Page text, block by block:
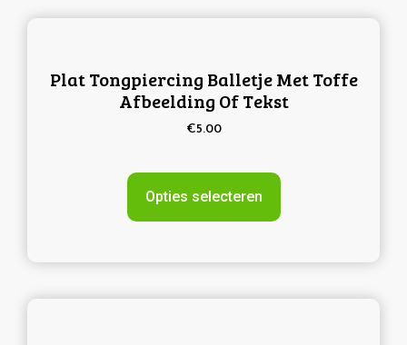
Plat Tongpiercing Balletje Met Toffe
Afbeelding Of Tekst
€5.00
Opties selecteren